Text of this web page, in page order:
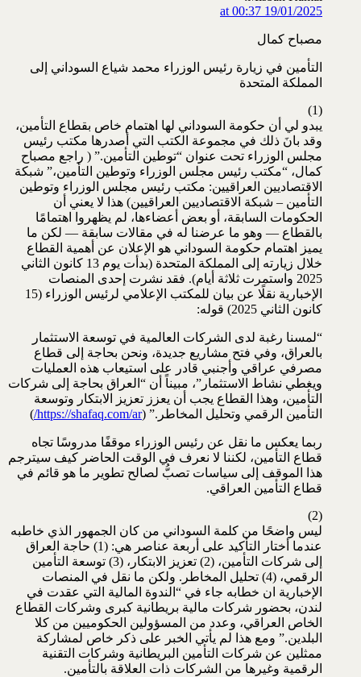
19/01/2025 at 00:37
مصباح كمال
التأمين في زيارة رئيس الوزراء محمد شياع السوداني إلى
المملكة المتحدة
(1)
يبدو لي أن حكومة السوداني لها اهتمام خاص بقطاع التأمين،
وقد بانَ ذلك في مجموعة الكتب التي أصدرها مكتب رئيس
مجلس الوزراء تحت عنوان “توطين التأمين.” ( راجع مصباح
كمال، “مكتب رئيس مجلس الوزراء وتوطين التأمين،” شبكة
الاقتصاديين العراقيين: مكتب رئيس مجلس الوزراء وتوطين
التأمين – شبكة الاقتصاديين العراقيين) هذا لا يعني أن
الحكومات السابقة، أو بعض أعضاءها، لم يظهروا اهتمامًا
بالقطاع — وهو ما عرضنا له في مقالات سابقة — لكن ما
يميز اهتمام حكومة السوداني هو الإعلان عن أهمية القطاع
خلال زيارته إلى المملكة المتحدة (بدأت يوم 13 كانون الثاني
2025 واستمرت ثلاثة أيام). فقد نشرت إحدى المنصات
الإخبارية نقلًا عن بيان للمكتب الإعلامي لرئيس الوزراء (15
كانون الثاني 2025) قوله:
“لمسنا رغبة لدى الشركات العالمية في توسعة الاستثمار
بالعراق، وفي فتح مشاريع جديدة، ونحن بحاجة إلى قطاع
مصرفي عراقي وأجنبي قادر على استيعاب هذه العمليات
ويغطي نشاط الاستثمار”، مبيناً أن “العراق بحاجة إلى شركات
التأمين، وهذا القطاع يجب أن يعزز تعزيز الابتكار وتوسعة
التأمين الرقمي وتحليل المخاطر.” (https://shafaq.com/ar/
)
ربما يعكس ما نقل عن رئيس الوزراء موقفًا مدروسًا تجاه
قطاع التأمين، لكننا لا نعرف في الوقت الحاضر كيف سيترجم
هذا الموقف إلى سياسات تصبُّ لصالح تطوير ما هو قائم في
قطاع التأمين العراقي.
(2)
ليس واضحًا من كلمة السوداني من كان الجمهور الذي خاطبه
عندما أختار التأكيد على أربعة عناصر هي: (1) حاجة العراق
إلى شركات التأمين، (2) تعزيز الابتكار، (3) توسعة التأمين
الرقمي، (4) تحليل المخاطر. ولكن ما نقل في المنصات
الإخبارية ان خطابه جاء في “الندوة المالية التي عقدت في
لندن، بحضور شركات مالية بريطانية كبرى وشركات القطاع
الخاص العراقي، وعدد من المسؤولين الحكوميين من كلا
البلدين.” ومع هذا لم يأتي الخبر على ذكر خاص لمشاركة
ممثلين عن شركات التأمين البريطانية وشركات التقنية
الرقمية وغيرها من الشركات ذات العلاقة بالتأمين.